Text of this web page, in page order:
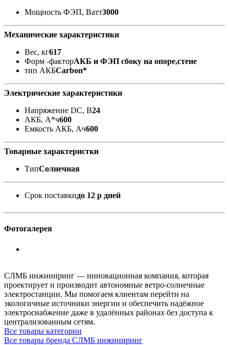
Мощность ФЭП, Ватт3000
Механические характеристики
Вес, кг617
Форм -факторАКБ и ФЭП сбоку на опоре,стене
тип АКБCarbon*
Электрические характеристики
Напряжение DC, В24
АКБ, А*ч600
Емкость АКБ, Ач600
Товарные характеристки
ТипСолнечная
Срок поставкидо 12 р дней
Фотогалерея
СЛМБ инжиниринг — инновационная компания, которая
проектирует и производит автономные ветро‑солнечные
электростанции. Мы помогаем клиентам перейти на
экологичные источники энергии и обеспечить надёжное
электроснабжение даже в удалённых районах без доступа к
централизованным сетям.
Все товары категории
Все товары бренда СЛМБ инжиниринг